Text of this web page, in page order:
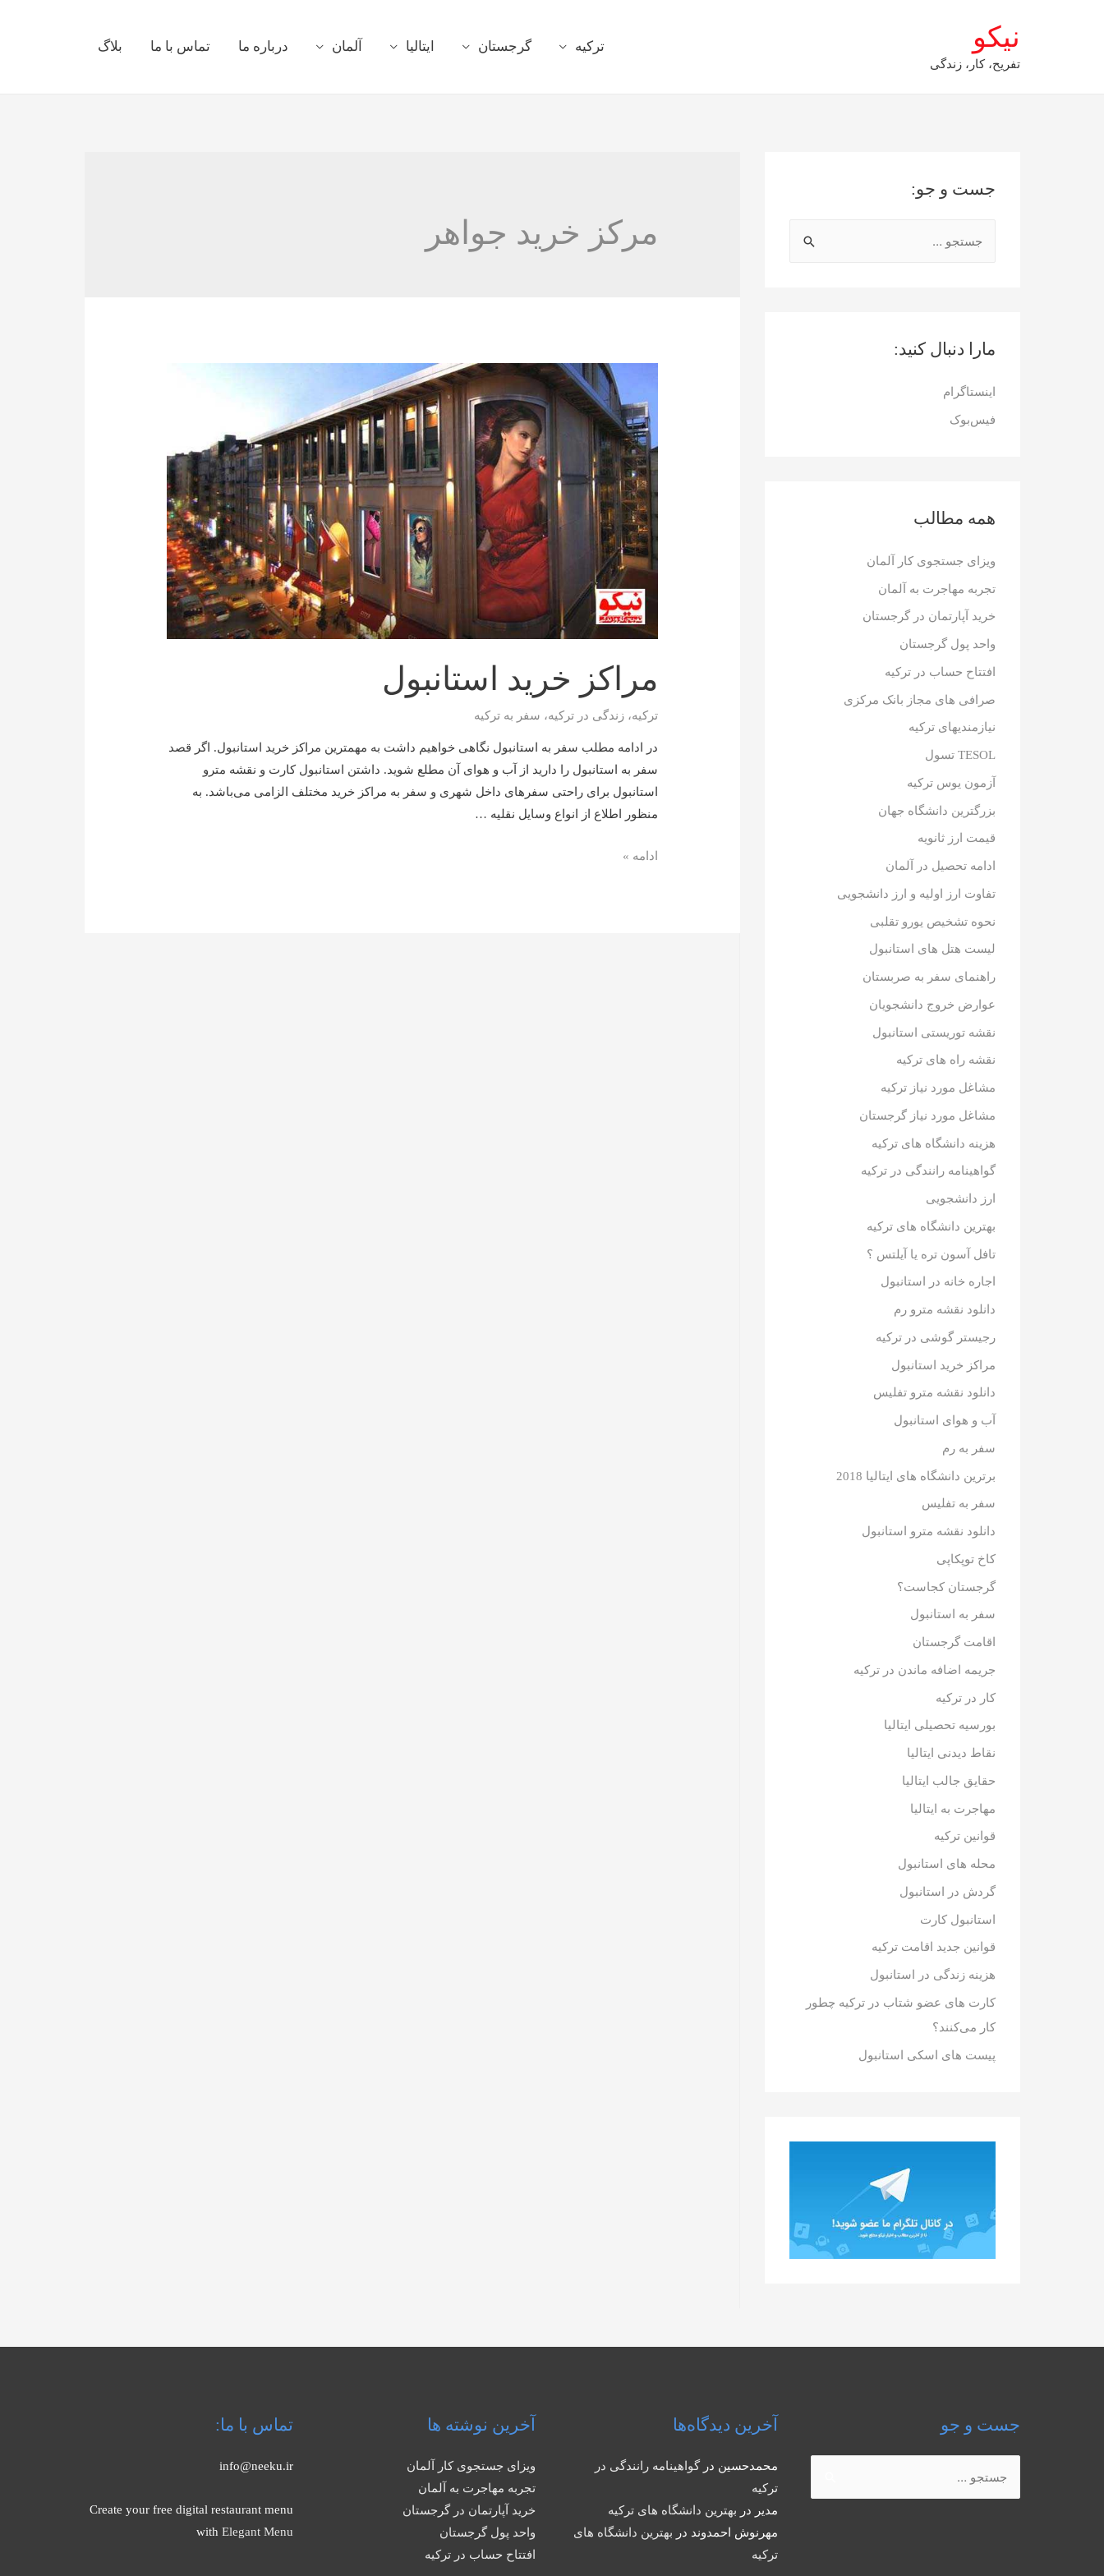
نیکو
تفریح، کار، زندگی
ترکیه گرجستان ایتالیا آلمان درباره ما تماس با ما بلاگ
جست و جو:
ب
ی
مارا دنبال کنید:
اینستاگرام
فیس‌بوک
همه مطالب
ویزای جستجوی کار آلمان
تجربه مهاجرت به آلمان
خرید آپارتمان در گرجستان
واحد پول گرجستان
افتتاح حساب در ترکیه
صرافی های مجاز بانک مرکزی
نیازمندیهای ترکیه
TESOL تسول
آزمون یوس ترکیه
بزرگترین دانشگاه جهان
قیمت ارز ثانویه
ادامه تحصیل در آلمان
تفاوت ارز اولیه و ارز دانشجویی
نحوه تشخیص یورو تقلبی
لیست هتل های استانبول
راهنمای سفر به صربستان
عوارض خروج دانشجویان
نقشه توریستی استانبول
نقشه راه های ترکیه
مشاغل مورد نیاز ترکیه
مشاغل مورد نیاز گرجستان
هزینه دانشگاه های ترکیه
گواهینامه رانندگی در ترکیه
ارز دانشجویی
بهترین دانشگاه های ترکیه
تافل آسون تره یا آیلتس ؟
اجاره خانه در استانبول
دانلود نقشه مترو رم
رجیستر گوشی در ترکیه
مراکز خرید استانبول
دانلود نقشه مترو تفلیس
آب و هوای استانبول
سفر به رم
برترین دانشگاه های ایتالیا 2018
سفر به تفلیس
دانلود نقشه مترو استانبول
کاخ توپکاپی
گرجستان کجاست؟
سفر به استانبول
اقامت گرجستان
جریمه اضافه ماندن در ترکیه
کار در ترکیه
بورسیه تحصیلی ایتالیا
نقاط دیدنی ایتالیا
حقایق جالب ایتالیا
مهاجرت به ایتالیا
قوانین ترکیه
محله های استانبول
گردش در استانبول
استانبول کارت
قوانین جدید اقامت ترکیه
هزینه زندگی در استانبول
کارت های عضو شتاب در ترکیه چطور
کار می‌کنند؟
پیست های اسکی استانبول
مرکز خرید جواهر
مراکز خرید استانبول
ترکیه،زندگی در ترکیه، سفر به ترکیه
در ادامه مطلب سفر به استانبول نگاهی خواهیم داشت به مهمترین مراکز خرید استانبول. اگر قصد
سفر به استانبول را دارید از آب و هوای آن مطلع شوید. داشتن استانبول کارت و نقشه مترو
استانبول برای راحتی سفرهای داخل شهری و سفر به مراکز خرید مختلف الزامی می‌باشد. به
منظور اطلاع از انواع وسایل نقلیه …
مراکز
ادامه »
جست و جو
برای:
آخرین دیدگاه‌ها
محمدحسین درگواهینامه رانندگی در
ترکیه
مدیر در بهترین دانشگاه های ترکیه
مهرنوش احمدوند در بهترین دانشگاه های
ترکیه
آخرین نوشته ها
ویزای جستجوی کار آلمان
تجربه مهاجرت به آلمان
خرید آپارتمان در گرجستان
واحد پول گرجستان
افتتاح حساب در ترکیه
تماس با ما:
info@neeku.ir
Create your free digital restaurant menu
with Elegant Menu